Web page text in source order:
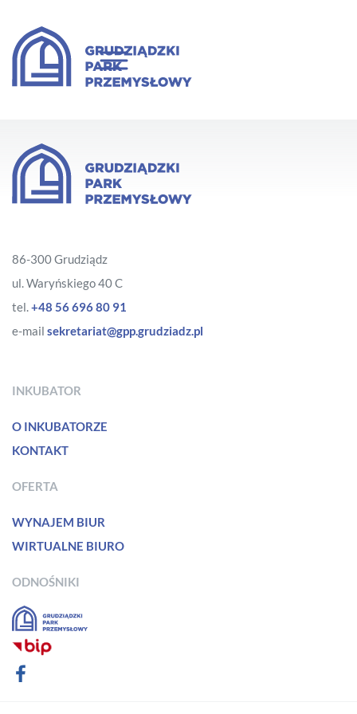
86-300 Grudziądz
ul. Waryńskiego 40 C
tel.+48 56 696 80 91
e-mail sekretariat@gpp.grudziadz.pl
INKUBATOR
O INKUBATORZE
KONTAKT
OFERTA
WYNAJEM BIUR
WIRTUALNE BIURO
ODNOŚNIKI